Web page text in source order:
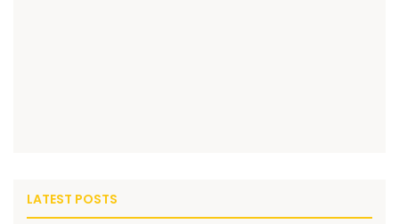
LATEST POSTS